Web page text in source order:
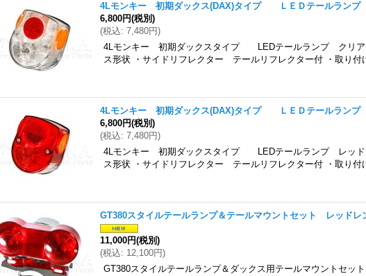
4Lモンキー 初期ダックス(DAX)タイプ ＬＥＤテールラン
6,800円(税別)
(税込: 7,480円)
4Lモンキー 初期ダックスタイプ LEDテールランプ クリア
ス形状 ・サイドリフレクター テールリフレクター付 ・取り
4Lモンキー 初期ダックス(DAX)タイプ ＬＥＤテールランプ
6,800円(税別)
(税込: 7,480円)
4Lモンキー 初期ダックスタイプ LEDテールランプ レッド
ス形状 ・サイドリフレクター テールリフレクター付 ・取り
GT380スタイルテールランプ＆テールマウントセット レッドレ
11,000円(税別)
(税込: 12,100円)
GT380スタイルテールランプ＆ダックス用テールマウントセッ